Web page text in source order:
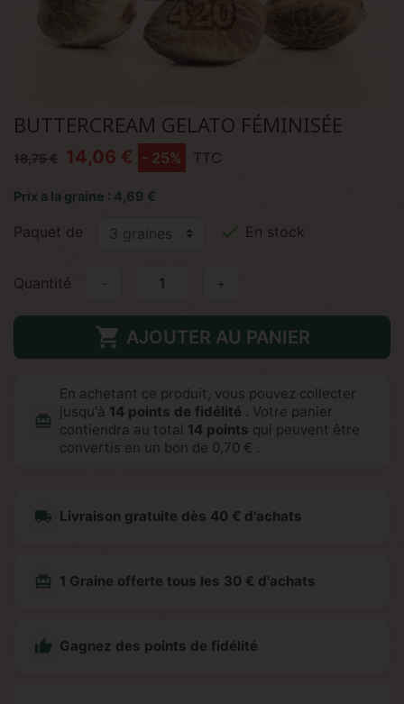
BUTTERCREAM GELATO FÉMINISÉE
18,75 € 14,06 € - 25% TTC
Prix a la graine : 4,69 €
Paquet de  En stock
Quantité +
 AJOUTER AU PANIER
redeem
En achetant ce produit, vous pouvez collecter
jusqu'à 14 points de fidélité . Votre panier
contiendra au total 14 points qui peuvent être
convertis en un bon de 0,70 € .
local_shipping Livraison gratuite dès 40 € d'achats
redeem 1 Graine offerte tous les 30 € d'achats
 Gagnez des points de fidélité